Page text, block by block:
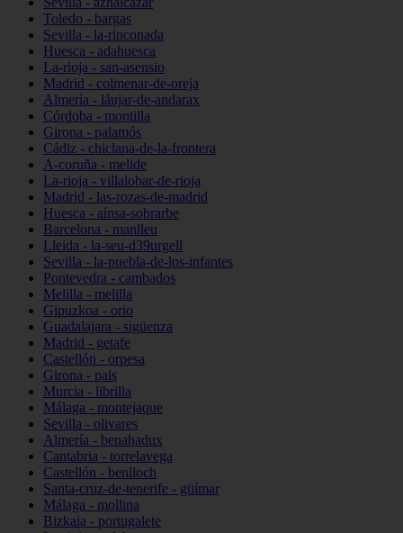
Toledo - bargas
Sevilla - la-rinconada
Huesca - adahuesca
La-rioja - san-asensio
Madrid - colmenar-de-oreja
Almería - láujar-de-andarax
Córdoba - montilla
Girona - palamós
Cádiz - chiclana-de-la-frontera
A-coruña - melide
La-rioja - villalobar-de-rioja
Madrid - las-rozas-de-madrid
Huesca - aínsa-sobrarbe
Barcelona - manlleu
Lleida - la-seu-d39urgell
Sevilla - la-puebla-de-los-infantes
Pontevedra - cambados
Melilla - melilla
Gipuzkoa - orio
Guadalajara - sigüenza
Madrid - getafe
Castellón - orpesa
Girona - pals
Murcia - librilla
Málaga - montejaque
Sevilla - olivares
Almería - benahadux
Cantabria - torrelavega
Castellón - benlloch
Santa-cruz-de-tenerife - güímar
Málaga - mollina
Bizkaia - portugalete